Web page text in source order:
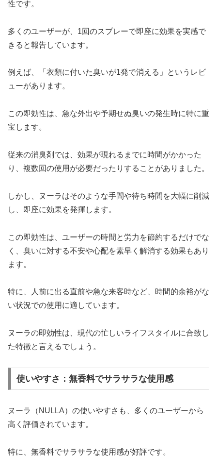
性です。
多くのユーザーが、1回のスプレーで即座に効果を実感で
きると報告しています。
例えば、「衣類に付いた臭いが1発で消える」というレビ
ューがあります。
この即効性は、急な外出や予期せぬ臭いの発生時に特に重
宝します。
従来の消臭剤では、効果が現れるまでに時間がかかった
り、複数回の使用が必要だったりすることがありました。
しかし、ヌーラはそのような手間や待ち時間を大幅に削減
し、即座に効果を発揮します。
この即効性は、ユーザーの時間と労力を節約するだけでな
く、臭いに対する不安や心配を素早く解消する効果もあり
ます。
特に、人前に出る直前や急な来客時など、時間的余裕がな
い状況での使用に適しています。
ヌーラの即効性は、現代の忙しいライフスタイルに合致し
た特徴と言えるでしょう。
使いやすさ：無香料でサラサラな使用感
ヌーラ（NULLA）の使いやすさも、多くのユーザーから
高く評価されています。
特に、無香料でサラサラな使用感が好評です。